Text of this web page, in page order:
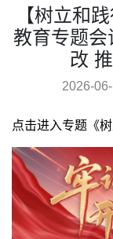
【树立和
教育专题
改
2026-
点击进入专题《